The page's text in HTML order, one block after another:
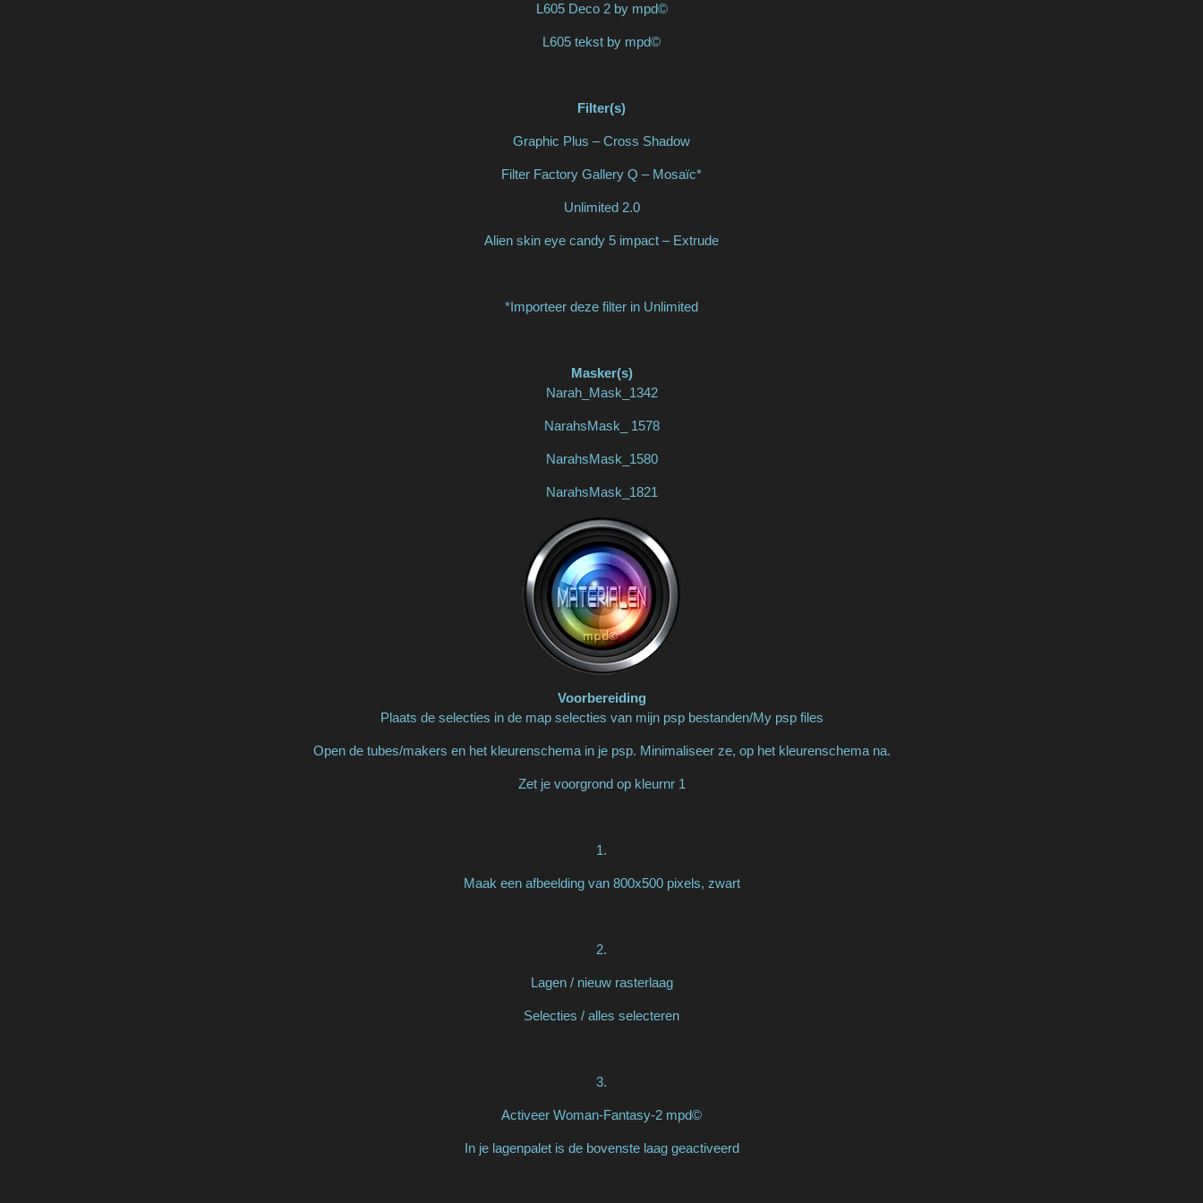
L605 Deco 2 by mpd©
L605 tekst by mpd©
Filter(s)
Graphic Plus – Cross Shadow
Filter Factory Gallery Q – Mosaïc*
Unlimited 2.0
Alien skin eye candy 5 impact – Extrude
*Importeer deze filter in Unlimited
Masker(s)
Narah_Mask_1342
NarahsMask_ 1578
NarahsMask_1580
NarahsMask_1821
Voorbereiding
Plaats de selecties in de map selecties van mijn psp bestanden/My psp files
Open de tubes/makers en het kleurenschema in je psp. Minimaliseer ze, op het kleurenschema na.
Zet je voorgrond op kleurnr 1
1.
Maak een afbeelding van 800x500 pixels, zwart
2.
Lagen / nieuw rasterlaag
Selecties / alles selecteren
3.
Activeer Woman-Fantasy-2 mpd©
In je lagenpalet is de bovenste laag geactiveerd